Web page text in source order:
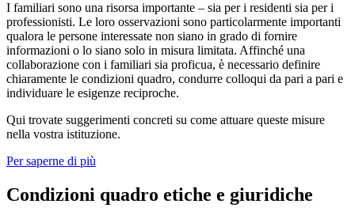
I familiari sono una risorsa importante – sia per i residenti sia per i
professionisti. Le loro osservazioni sono particolarmente importanti
qualora le persone interessate non siano in grado di fornire
informazioni o lo siano solo in misura limitata. Affinché una
collaborazione con i familiari sia proficua, è necessario definire
chiaramente le condizioni quadro, condurre colloqui da pari a pari e
individuare le esigenze reciproche.
Qui trovate suggerimenti concreti su come attuare queste misure
nella vostra istituzione.
Per saperne di più
Condizioni quadro etiche e giuridiche